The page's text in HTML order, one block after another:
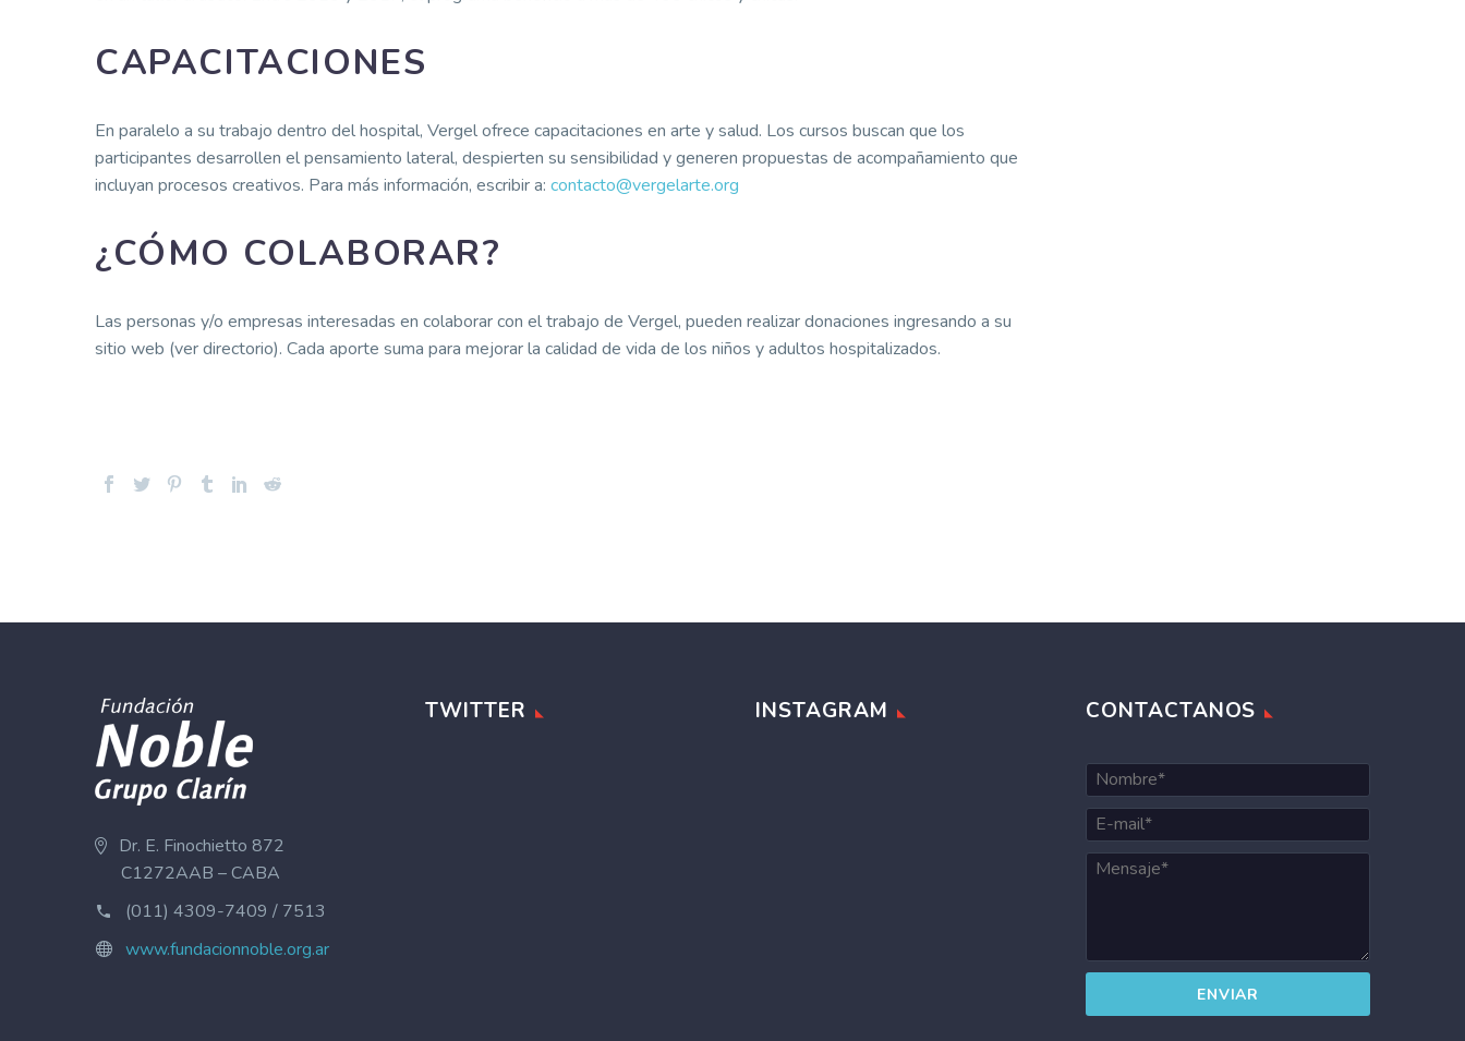
CAPACITACIONES
En paralelo a su trabajo dentro del hospital, Vergel ofrece capacitaciones en arte y salud. Los cursos buscan que los
participantes desarrollen el pensamiento lateral, despierten su sensibilidad y generen propuestas de acompañamiento que
incluyan procesos creativos. Para más información, escribir a: contacto@vergelarte.org
¿CÓMO COLABORAR?
Las personas y/o empresas interesadas en colaborar con el trabajo de Vergel, pueden realizar donaciones ingresando a su
sitio web (ver directorio). Cada aporte suma para mejorar la calidad de vida de los niños y adultos hospitalizados.
Dr. E. Finochietto 872
C1272AAB – CABA
(011) 4309-7409 / 7513
www.fundacionnoble.org.ar
TWITTER INSTAGRAM CONTACTANOS